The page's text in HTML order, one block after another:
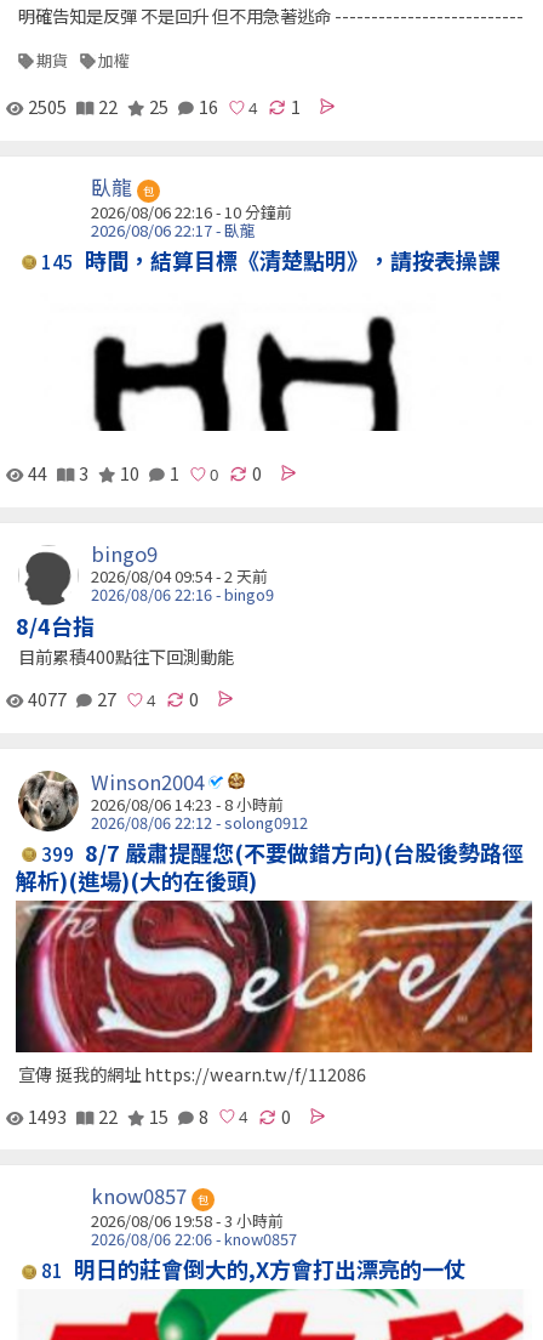
明確告知是反彈 不是回升 但不用急著逃命 --------------------------
期貨 加權
2505 22 25 16 1
臥龍 包
2026/08/06 22:16 - 10 分鐘前
2026/08/06 22:17 - 臥龍
145 時間，結算目標《清楚點明》，請按表操課
44 3 10 1 0
bingo9
2026/08/04 09:54 - 2 天前
2026/08/06 22:16 - bingo9
8/4台指
目前累積400點往下回測動能
4077
27 0
Winson2004
2026/08/06 14:23 -8 小時前
2026/08/06 22:12 - solong0912
399 8/7 嚴肅提醒您(不要做錯方向)(台股後勢路徑
解析)(進場)(大的在後頭)
宣傳 挺我的網址 https://wearn.tw/f/112086
1493
22 15 8 0
know0857 包
2026/08/06 19:58 -3 小時前
2026/08/06 22:06 - know0857
81 明日的莊會倒大的,X方會打出漂亮的一仗